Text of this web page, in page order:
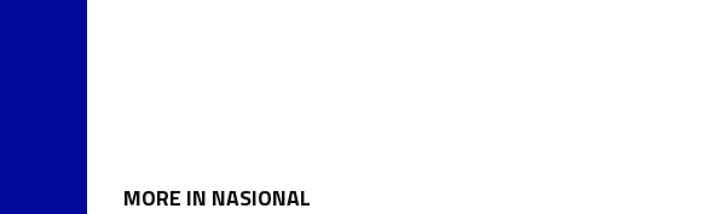
MORE IN NASIONAL